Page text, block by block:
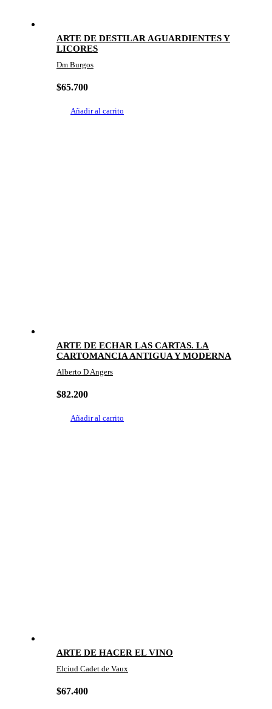
ARTE DE DESTILAR AGUARDIENTES Y
LICORES
Dm Burgos
$65.700
Añadir al carrito
ARTE DE ECHAR LAS CARTAS. LA
CARTOMANCIA ANTIGUA Y MODERNA
Alberto D Angers
$82.200
Añadir al carrito
ARTE DE HACER EL VINO
Elciud Cadet de Vaux
$67.400